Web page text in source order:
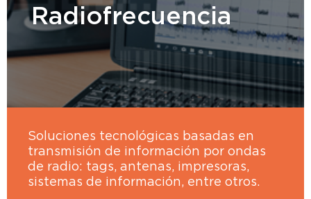
Radiofrecuencia
Soluciones tecnológicas basadas en
transmisión de información por ondas
de radio: tags, antenas, impresoras,
sistemas de información, entre otros.